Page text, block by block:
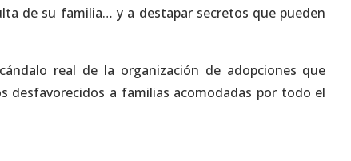
de su familia… y a destapar secretos que pueden
real de la organización de adopciones que
a familias acomodadas por todo el